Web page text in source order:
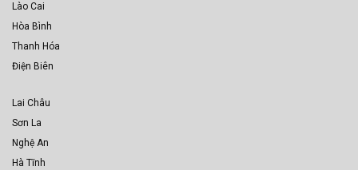
Lào Cai
Hòa Bình
Thanh Hóa
Điện Biên
Lai Châu
Sơn La
Nghệ An
Hà Tĩnh